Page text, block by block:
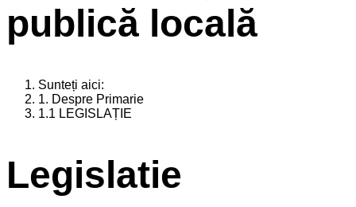
publică locală
Sunteți aici:
1. Despre Primarie
1.1 LEGISLAȚIE
Legislatie